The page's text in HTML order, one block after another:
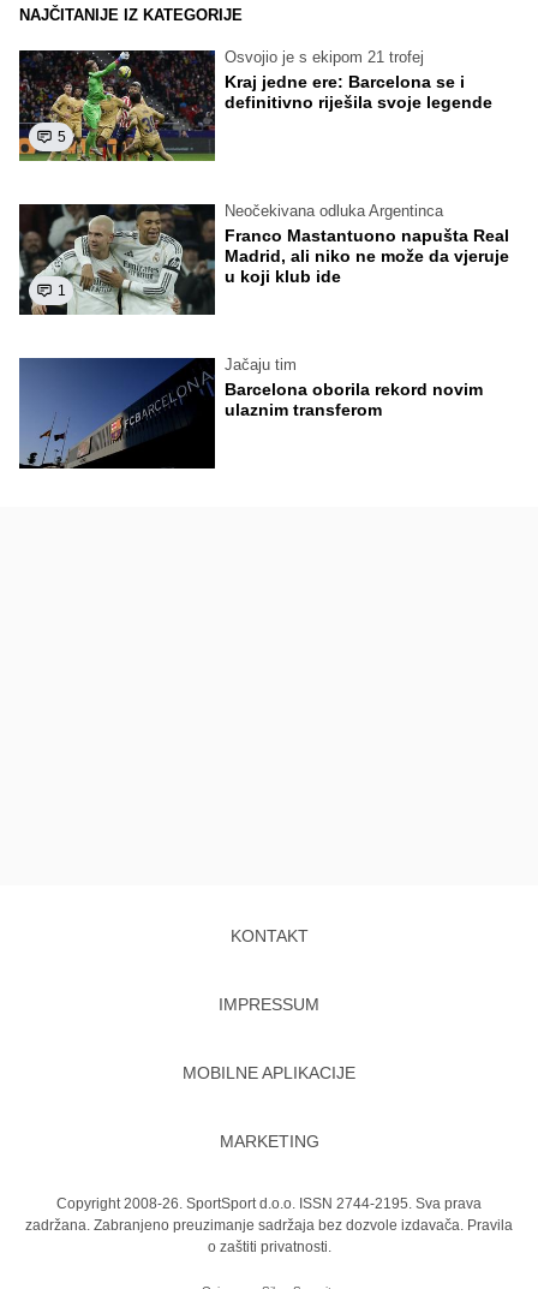
NAJČITANIJE IZ KATEGORIJE
5
Osvojio je s ekipom 21 trofej
Kraj jedne ere: Barcelona se i
definitivno riješila svoje legende
1
Neočekivana odluka Argentinca
Franco Mastantuono napušta Real
Madrid, ali niko ne može da vjeruje
u koji klub ide
Jačaju tim
Barcelona oborila rekord novim
ulaznim transferom
KONTAKT
IMPRESSUM
MOBILNE APLIKACIJE
MARKETING
Copyright 2008-26. SportSport d.o.o. ISSN 2744-2195. Sva prava
zadržana. Zabranjeno preuzimanje sadržaja bez dozvole izdavača. Pravila
o zaštiti privatnosti.